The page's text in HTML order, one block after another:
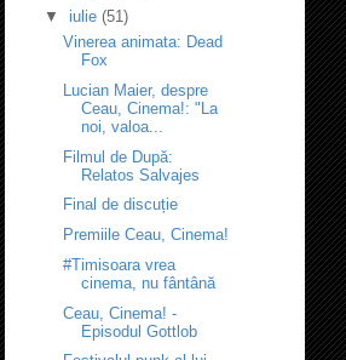
▼ iulie (51)
Vinerea animata: Dead
Fox
Lucian Maier, despre
Ceau, Cinema!: "La
noi, valoa...
Filmul de După:
Relatos Salvajes
Final de discuție
Premiile Ceau, Cinema!
#Timisoara vrea
cinema, nu fântână
Ceau, Cinema! -
Episodul Gottlob